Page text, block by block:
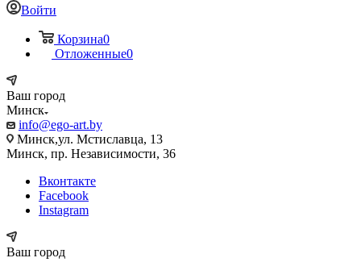
Войти
Корзина0
Отложенные0
Ваш город
Минск
info@ego-art.by
Минск,ул. Мстиславца, 13
Минск, пр. Независимости, 36
Вконтакте
Facebook
Instagram
Ваш город